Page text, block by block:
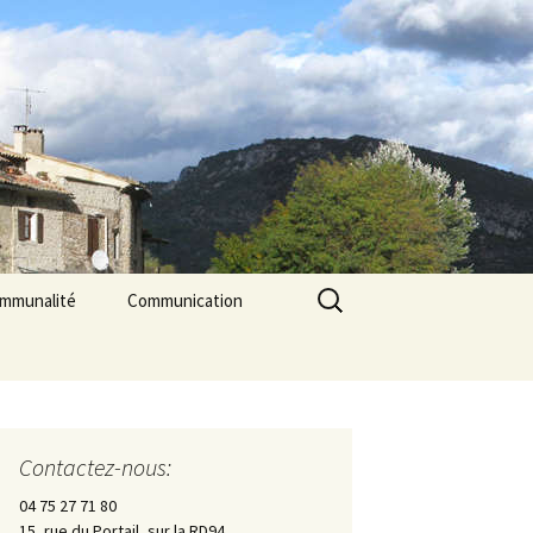
Communication
Les Pilles dans la presse
Rechercher :
Contactez-nous:
04 75 27 71 80